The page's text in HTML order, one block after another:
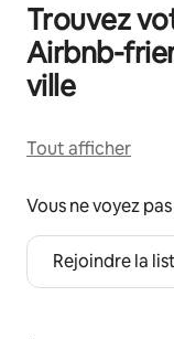
Trouvez
Airbnb-
ville
Tout afficher
Vous ne voyez
Rejoindre la